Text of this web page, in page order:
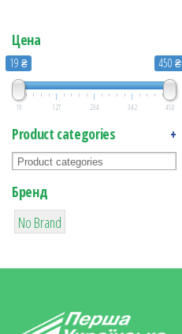
Цена
19 ₴ 450 ₴
19 127 234 342 450
Product categories +
Бренд
6
No Brand